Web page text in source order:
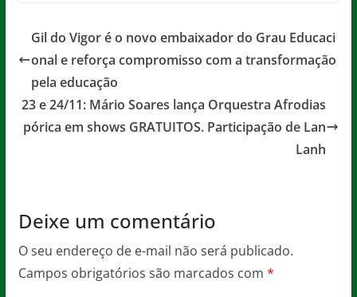
e
b
o
o
k
er l s
A
p
a
g
Gil do Vigor é o novo embaixador do Grau Educaci
onal e reforça compromisso com a transformação
pela educação
23 e 24/11: Mário Soares lança Orquestra Afrodias
pórica em shows GRATUITOS. Participação de Lan
Lanh
Deixe um comentário
O seu endereço de e-mail não será publicado.
Campos obrigatórios são marcados com *